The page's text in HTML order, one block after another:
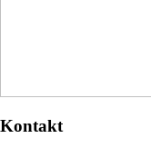
Kontakt